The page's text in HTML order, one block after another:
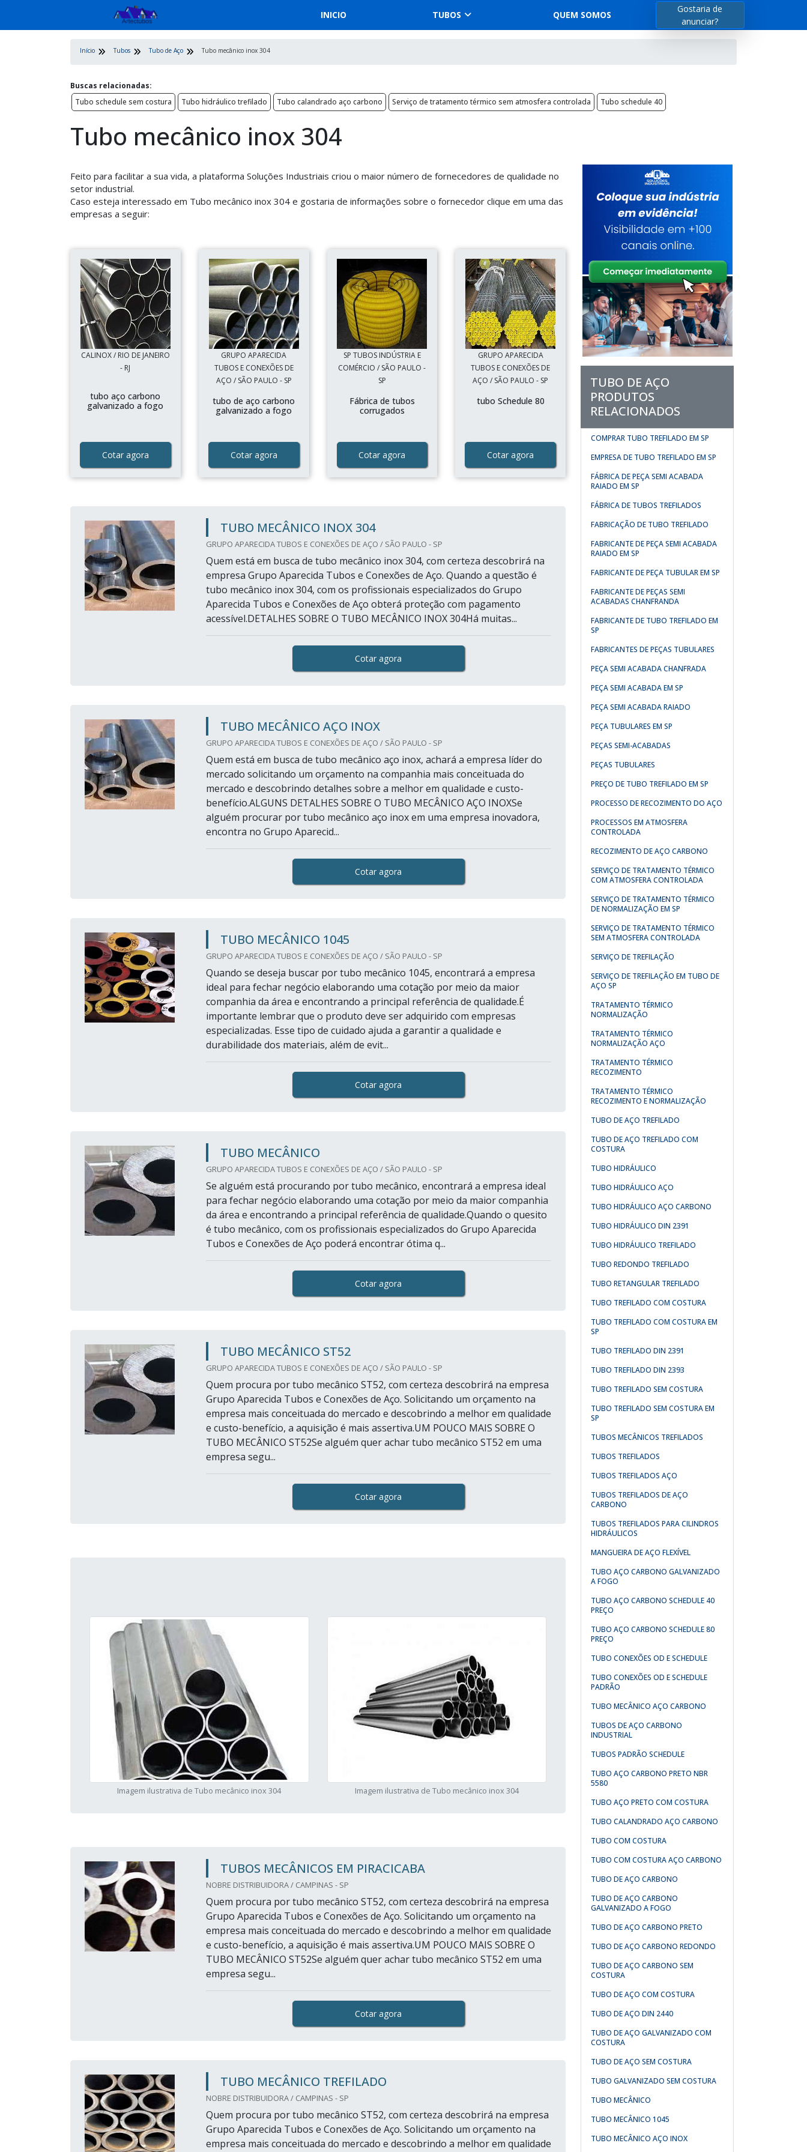
INICIO TUBOS QUEM SOMOS
Gostaria de
anunciar?
Início Tubos Tubo de Aço Tubo mecânico inox 304
Buscas relacionadas:
Tubo schedule sem costura
Tubo hidráulico trefilado Tubo calandrado aço carbono Serviço de tratamento térmico sem atmosfera controlada Tubo schedule 40
Tubo mecânico inox 304
Feito para facilitar a sua vida, a plataforma Soluções Industriais criou o maior número de fornecedores de qualidade no
setor industrial.
Caso esteja interessado em Tubo mecânico inox 304 e gostaria de informações sobre o fornecedor clique em uma das
empresas a seguir:
CALINOX / RIO DE JANEIRO
- RJ
tubo aço carbono
galvanizado a fogo
Cotar agora
GRUPO APARECIDA
TUBOS E CONEXÕES DE
AÇO / SÃO PAULO - SP
tubo de aço carbono
galvanizado a fogo
Cotar agora
SP TUBOS INDÚSTRIA E
COMÉRCIO / SÃO PAULO -
SP
Fábrica de tubos
corrugados
Cotar agora
GRUPO APARECIDA
TUBOS E CONEXÕES DE
AÇO / SÃO PAULO - SP
tubo Schedule 80
Cotar agora
TUBO MECÂNICO INOX 304
GRUPO APARECIDA TUBOS E CONEXÕES DE AÇO / SÃO PAULO - SP
Quem está em busca de tubo mecânico inox 304, com certeza descobrirá na
empresa Grupo Aparecida Tubos e Conexões de Aço. Quando a questão é
tubo mecânico inox 304, com os profissionais especializados do Grupo
Aparecida Tubos e Conexões de Aço obterá proteção com pagamento
acessível.DETALHES SOBRE O TUBO MECÂNICO INOX 304Há muitas...
Cotar agora
TUBO MECÂNICO AÇO INOX
GRUPO APARECIDA TUBOS E CONEXÕES DE AÇO / SÃO PAULO - SP
Quem está em busca de tubo mecânico aço inox, achará a empresa líder do
mercado solicitando um orçamento na companhia mais conceituada do
mercado e descobrindo detalhes sobre a melhor em qualidade e custo-
benefício.ALGUNS DETALHES SOBRE O TUBO MECÂNICO AÇO INOXSe
alguém procurar por tubo mecânico aço inox em uma empresa inovadora,
encontra no Grupo Aparecid...
Cotar agora
TUBO MECÂNICO 1045
GRUPO APARECIDA TUBOS E CONEXÕES DE AÇO / SÃO PAULO - SP
Quando se deseja buscar por tubo mecânico 1045, encontrará a empresa
ideal para fechar negócio elaborando uma cotação por meio da maior
companhia da área e encontrando a principal referência de qualidade.É
importante lembrar que o produto deve ser adquirido com empresas
especializadas. Esse tipo de cuidado ajuda a garantir a qualidade e
durabilidade dos materiais, além de evit...
Cotar agora
TUBO MECÂNICO
GRUPO APARECIDA TUBOS E CONEXÕES DE AÇO / SÃO PAULO - SP
Se alguém está procurando por tubo mecânico, encontrará a empresa ideal
para fechar negócio elaborando uma cotação por meio da maior companhia
da área e encontrando a principal referência de qualidade.Quando o quesito
é tubo mecânico, com os profissionais especializados do Grupo Aparecida
Tubos e Conexões de Aço poderá encontrar ótima q...
Cotar agora
TUBO MECÂNICO ST52
GRUPO APARECIDA TUBOS E CONEXÕES DE AÇO / SÃO PAULO - SP
Quem procura por tubo mecânico ST52, com certeza descobrirá na empresa
Grupo Aparecida Tubos e Conexões de Aço. Solicitando um orçamento na
empresa mais conceituada do mercado e descobrindo a melhor em qualidade
e custo-benefício, a aquisição é mais assertiva.UM POUCO MAIS SOBRE O
TUBO MECÂNICO ST52Se alguém quer achar tubo mecânico ST52 em uma
empresa segu...
Cotar agora
Imagem ilustrativa de Tubo mecânico inox 304 Imagem ilustrativa de Tubo mecânico inox 304
TUBOS MECÂNICOS EM PIRACICABA
NOBRE DISTRIBUIDORA / CAMPINAS - SP
Quem procura por tubo mecânico ST52, com certeza descobrirá na empresa
Grupo Aparecida Tubos e Conexões de Aço. Solicitando um orçamento na
empresa mais conceituada do mercado e descobrindo a melhor em qualidade
e custo-benefício, a aquisição é mais assertiva.UM POUCO MAIS SOBRE O
TUBO MECÂNICO ST52Se alguém quer achar tubo mecânico ST52 em uma
empresa segu...
Cotar agora
TUBO MECÂNICO TREFILADO
NOBRE DISTRIBUIDORA / CAMPINAS - SP
Quem procura por tubo mecânico ST52, com certeza descobrirá na empresa
Grupo Aparecida Tubos e Conexões de Aço. Solicitando um orçamento na
empresa mais conceituada do mercado e descobrindo a melhor em qualidade
TUBO DE AÇO
PRODUTOS
RELACIONADOS
COMPRAR TUBO TREFILADO EM SP
EMPRESA DE TUBO TREFILADO EM SP
FÁBRICA DE PEÇA SEMI ACABADA
RAIADO EM SP
FÁBRICA DE TUBOS TREFILADOS
FABRICAÇÃO DE TUBO TREFILADO
FABRICANTE DE PEÇA SEMI ACABADA
RAIADO EM SP
FABRICANTE DE PEÇA TUBULAR EM SP
FABRICANTE DE PEÇAS SEMI
ACABADAS CHANFRANDA
FABRICANTE DE TUBO TREFILADO EM
SP
FABRICANTES DE PEÇAS TUBULARES
PEÇA SEMI ACABADA CHANFRADA
PEÇA SEMI ACABADA EM SP
PEÇA SEMI ACABADA RAIADO
PEÇA TUBULARES EM SP
PEÇAS SEMI-ACABADAS
PEÇAS TUBULARES
PREÇO DE TUBO TREFILADO EM SP
PROCESSO DE RECOZIMENTO DO AÇO
PROCESSOS EM ATMOSFERA
CONTROLADA
RECOZIMENTO DE AÇO CARBONO
SERVIÇO DE TRATAMENTO TÉRMICO
COM ATMOSFERA CONTROLADA
SERVIÇO DE TRATAMENTO TÉRMICO
DE NORMALIZAÇÃO EM SP
SERVIÇO DE TRATAMENTO TÉRMICO
SEM ATMOSFERA CONTROLADA
SERVIÇO DE TREFILAÇÃO
SERVIÇO DE TREFILAÇÃO EM TUBO DE
AÇO SP
TRATAMENTO TÉRMICO
NORMALIZAÇÃO
TRATAMENTO TÉRMICO
NORMALIZAÇÃO AÇO
TRATAMENTO TÉRMICO
RECOZIMENTO
TRATAMENTO TÉRMICO
RECOZIMENTO E NORMALIZAÇÃO
TUBO DE AÇO TREFILADO
TUBO DE AÇO TREFILADO COM
COSTURA
TUBO HIDRÁULICO
TUBO HIDRÁULICO AÇO
TUBO HIDRÁULICO AÇO CARBONO
TUBO HIDRÁULICO DIN 2391
TUBO HIDRÁULICO TREFILADO
TUBO REDONDO TREFILADO
TUBO RETANGULAR TREFILADO
TUBO TREFILADO COM COSTURA
TUBO TREFILADO COM COSTURA EM
SP
TUBO TREFILADO DIN 2391
TUBO TREFILADO DIN 2393
TUBO TREFILADO SEM COSTURA
TUBO TREFILADO SEM COSTURA EM
SP
TUBOS MECÂNICOS TREFILADOS
TUBOS TREFILADOS
TUBOS TREFILADOS AÇO
TUBOS TREFILADOS DE AÇO
CARBONO
TUBOS TREFILADOS PARA CILINDROS
HIDRÁULICOS
MANGUEIRA DE AÇO FLEXÍVEL
TUBO AÇO CARBONO GALVANIZADO
A FOGO
TUBO AÇO CARBONO SCHEDULE 40
PREÇO
TUBO AÇO CARBONO SCHEDULE 80
PREÇO
TUBO CONEXÕES OD E SCHEDULE
TUBO CONEXÕES OD E SCHEDULE
PADRÃO
TUBO MECÂNICO AÇO CARBONO
TUBOS DE AÇO CARBONO
INDUSTRIAL
TUBOS PADRÃO SCHEDULE
TUBO AÇO CARBONO PRETO NBR
5580
TUBO AÇO PRETO COM COSTURA
TUBO CALANDRADO AÇO CARBONO
TUBO COM COSTURA
TUBO COM COSTURA AÇO CARBONO
TUBO DE AÇO CARBONO
TUBO DE AÇO CARBONO
GALVANIZADO A FOGO
TUBO DE AÇO CARBONO PRETO
TUBO DE AÇO CARBONO REDONDO
TUBO DE AÇO CARBONO SEM
COSTURA
TUBO DE AÇO COM COSTURA
TUBO DE AÇO DIN 2440
TUBO DE AÇO GALVANIZADO COM
COSTURA
TUBO DE AÇO SEM COSTURA
TUBO GALVANIZADO SEM COSTURA
TUBO MECÂNICO
TUBO MECÂNICO 1045
TUBO MECÂNICO AÇO INOX